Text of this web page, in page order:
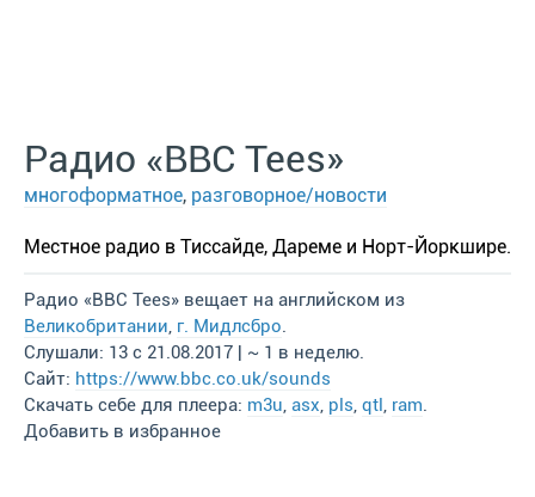
Радио «BBC Tees»
многоформатное, разговорное/новости
Местное радио в Тиссайде, Дареме и Норт-Йоркшире.
Радио «BBC Tees» вещает на английском из
Великобритании, г. Мидлсбро.
Слушали: 13 с 21.08.2017 | ~ 1 в неделю.
Сайт: https://www.bbc.co.uk/sounds
Скачать себе для плеера: m3u, asx, pls, qtl, ram.
Добавить в избранное